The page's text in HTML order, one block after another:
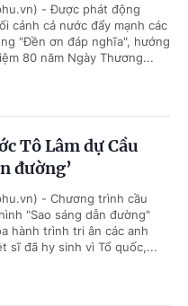
- Được phát động
cảnh cả nước đẩy mạnh các
"Đền ơn đáp nghĩa", hướng
80 năm Ngày Thương...
Tô Lâm dự Cầu
đường’
- Chương trình cầu
"Sao sáng dẫn đường"
hành trình tri ân các anh
sĩ đã hy sinh vì Tổ quốc,...